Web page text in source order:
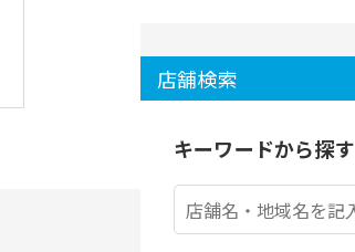
店舗検索
キーワードから探す